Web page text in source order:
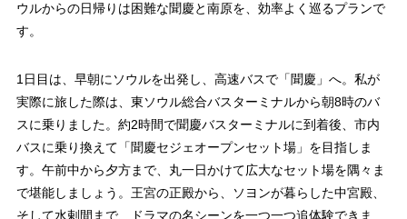
ウルからの日帰りは困難な聞慶と南原を、効率よく巡るプランで
す。
1日目は、早朝にソウルを出発し、高速バスで「聞慶」へ。私が
実際に旅した際は、東ソウル総合バスターミナルから朝8時のバ
スに乗りました。約2時間で聞慶バスターミナルに到着後、市内
バスに乗り換えて「聞慶セジェオープンセット場」を目指しま
す。午前中から夕方まで、丸一日かけて広大なセット場を隅々ま
で堪能しましょう。王宮の正殿から、ソヨンが暮らした中宮殿、
そして水剌間まで、ドラマの名シーンを一つ一つ追体験できま